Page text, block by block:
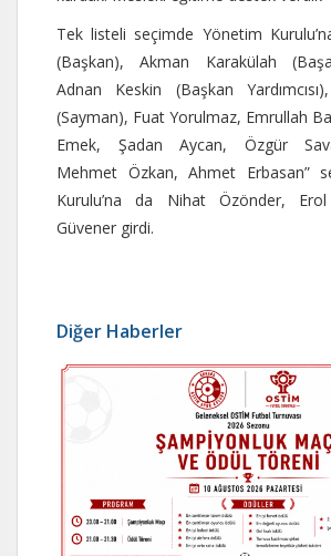
Tek listeli seçimde Yönetim
(Başkan), Akman Karakülah
Adnan Keskin (Başkan
(Sayman), Fuat Yorulmaz, Emrullah
Emek, Şadan Aycan, Özgür
Mehmet Özkan, Ahmet Erbasan”
Kurulu’na da Nihat Özönder, Erol
Güvener girdi.
Diğer Haberler